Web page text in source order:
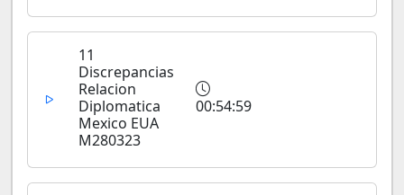
11
Discrepancias
Relacion
Diplomatica
Mexico EUA
M280323
00:54:59